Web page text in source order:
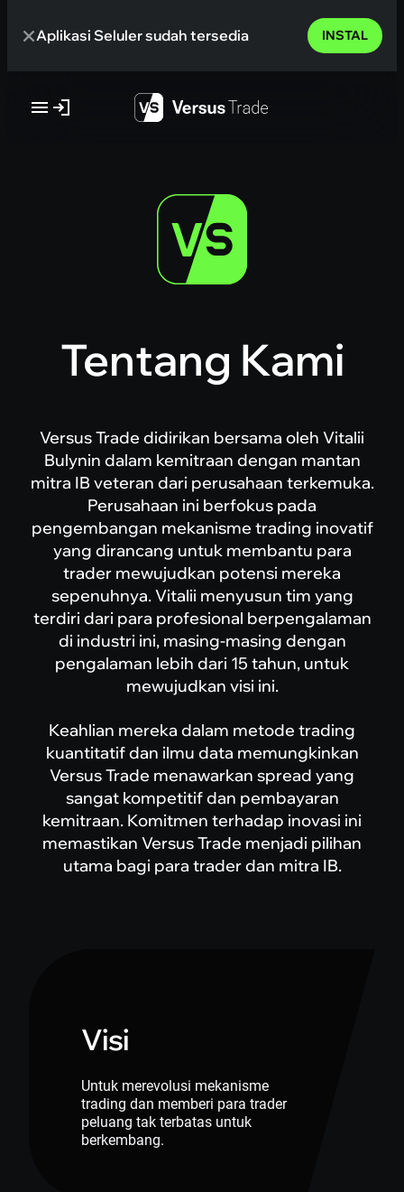
Aplikasi Seluler sudah tersedia INSTAL
Tentang Kami
Versus Trade didirikan bersama oleh Vitalii
Bulynin dalam kemitraan dengan mantan
mitra IB veteran dari perusahaan terkemuka.
Perusahaan ini berfokus pada
pengembangan mekanisme trading inovatif
yang dirancang untuk membantu para
trader mewujudkan potensi mereka
sepenuhnya. Vitalii menyusun tim yang
terdiri dari para profesional berpengalaman
di industri ini, masing-masing dengan
pengalaman lebih dari 15 tahun, untuk
mewujudkan visi ini.
Keahlian mereka dalam metode trading
kuantitatif dan ilmu data memungkinkan
Versus Trade menawarkan spread yang
sangat kompetitif dan pembayaran
kemitraan. Komitmen terhadap inovasi ini
memastikan Versus Trade menjadi pilihan
utama bagi para trader dan mitra IB.
Visi
Untuk merevolusi mekanisme
trading dan memberi para trader
peluang tak terbatas untuk
berkembang.